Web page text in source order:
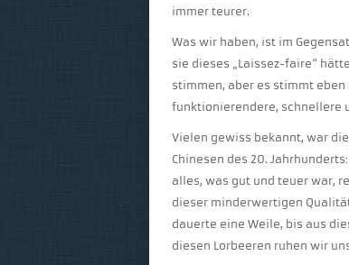
immer teurer.
Was wir haben, ist im
sie dieses „Laissez-faire“
stimmen, aber es stimmt eben
funktionierendere, schnellere
Vielen gewiss bekannt, war
Chinesen des 20.
alles, was gut und teuer war,
dieser minderwertigen
dauerte eine Weile, bis aus
diesen Lorbeeren ruhen wir